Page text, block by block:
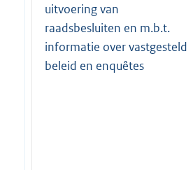
uitvoering van
raadsbesluiten en m.b.t.
informatie over vastgesteld
beleid en enquêtes